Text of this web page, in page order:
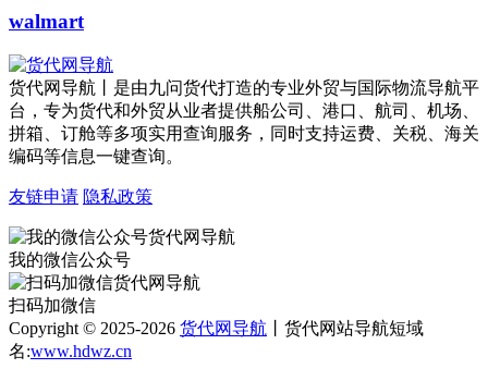
walmart
货代网导航丨是由九问货代打造的专业外贸与国际物流导航平
台，专为货代和外贸从业者提供船公司、港口、航司、机场、
拼箱、订舱等多项实用查询服务，同时支持运费、关税、海关
编码等信息一键查询。
友链申请 隐私政策
我的微信公众号
扫码加微信
Copyright © 2025-2026 货代网导航 丨货代网站导航短域
名:www.hdwz.cn